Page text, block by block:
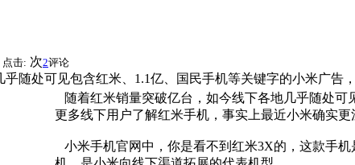
点击: 次2评论
随处可见包含红米、1.1亿、国民手机等关键字的小米广
随着红米销量突破亿台，如今线下各地几乎随处可
更多线下用户了解红米手机，事实上最近小米确实
小米手机官网中，你是看不到红米3X的，这款手